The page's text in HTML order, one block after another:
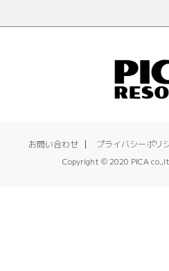
お問い合わせ プライバシーポリ
Copyright © 2020 PICA